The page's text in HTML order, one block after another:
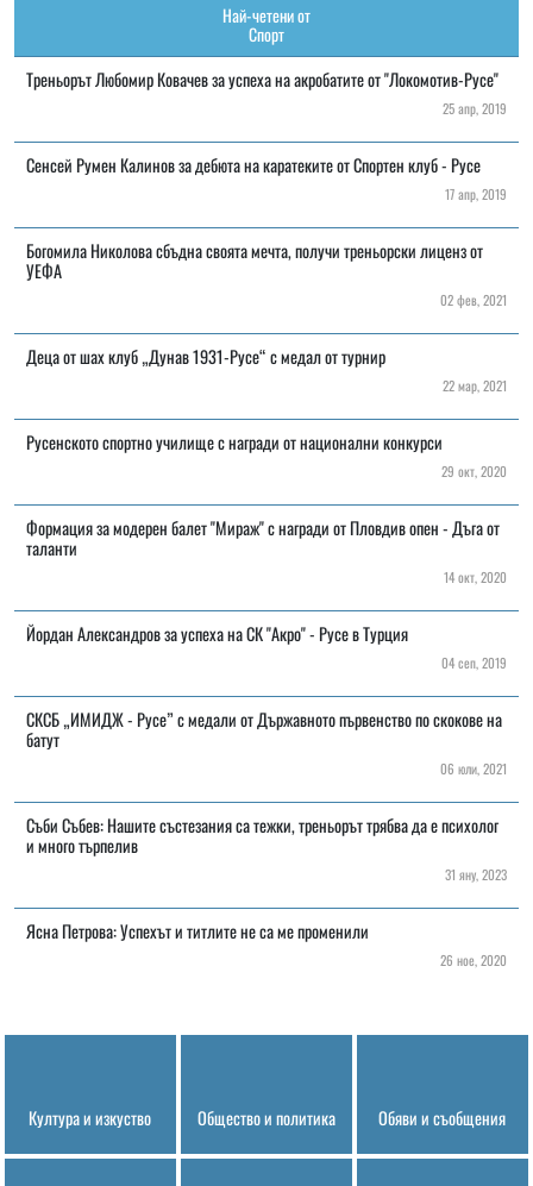
Най-четени от
Спорт
Треньорът Любомир Ковачев за успеха на акробатите от "Локомотив-Русе"
25 апр, 2019
Сенсей Румен Калинов за дебюта на каратеките от Спортен клуб - Русе
17 апр, 2019
Богомила Николова сбъдна своята мечта, получи треньорски лиценз от
УЕФА
02 фев, 2021
Деца от шах клуб „Дунав 1931-Русе“ с медал от турнир
22 мар, 2021
Русенското спортно училище с награди от национални конкурси
29 окт, 2020
Формация за модерен балет "Мираж" с награди от Пловдив опен - Дъга от
таланти
14 окт, 2020
Йордан Александров за успеха на СК "Акро" - Русе в Турция
04 сеп, 2019
СКСБ „ИМИДЖ - Русе” с медали от Държавното първенство по скокове на
батут
06 юли, 2021
Съби Събев: Нашите състезания са тежки, треньорът трябва да е психолог
и много търпелив
31 яну, 2023
Ясна Петрова: Успехът и титлите не са ме променили
26 ное, 2020
Култура и изкуство Общество и политика Обяви и съобщения